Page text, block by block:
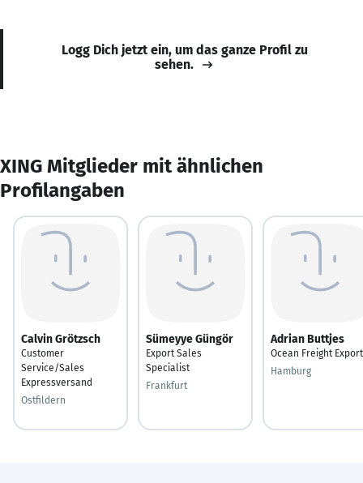
Logg Dich jetzt ein, um das ganze Profil zu
sehen.
XING Mitglieder mit ähnlichen
Profilangaben
Calvin Grötzsch
Customer
Service/Sales
Expressversand
Ostfildern
Sümeyye Güngör
Export Sales
Specialist
Frankfurt
Adrian Buttjes
Ocean Freight Export
Hamburg